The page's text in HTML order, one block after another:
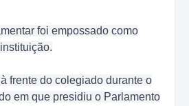
foi empossado como
frente do colegiado durante o
em que presidiu o Parlamento